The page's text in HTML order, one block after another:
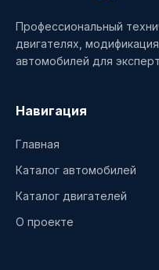
Профессиональный
двигателях,
автомобилей для
Навигация
Главная
Каталог автомобилей
Каталог двигателей
О проекте